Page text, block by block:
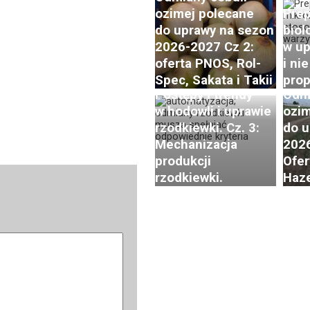
ozimej polecane
do uprawy na sezon
2026-2027 Cz 2:
oferta PNOS, Rol-
Spec, Sakata i Takii
w
i
Postępy i trendy
w hodowli i uprawie
rzodkiewki. Cz. 3:
Mechanizacja
produkcji
rzodkiewki.
do